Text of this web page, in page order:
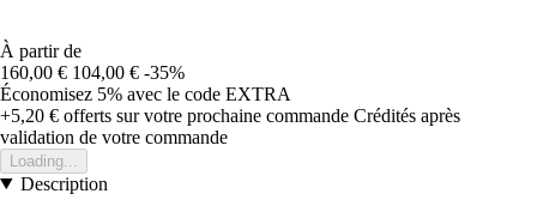
À partir de
160,00 € 104,00 € -35%
Économisez 5% avec le code EXTRA
+5,20 € offerts sur votre prochaine commande Crédités après
validation de votre commande
Loading...
Description